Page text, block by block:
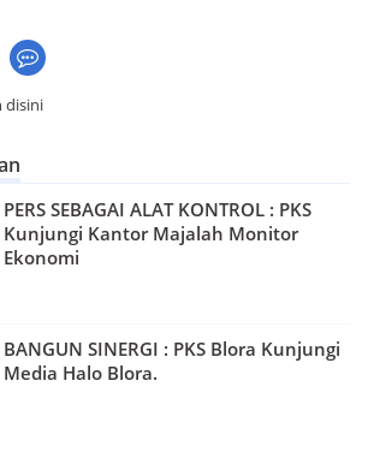
disini
PERS SEBAGAI ALAT KONTROL : PKS
Kunjungi Kantor Majalah Monitor
Ekonomi
BANGUN SINERGI : PKS Blora Kunjungi
Media Halo Blora.